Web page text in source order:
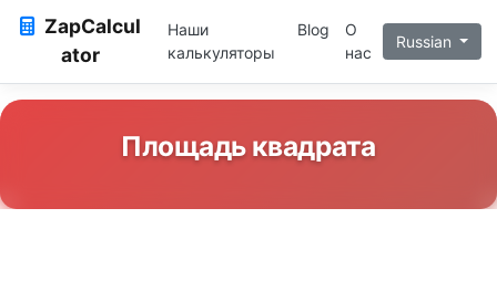
ZapCalcul
ator
Наши
калькуляторы
Blog
О
нас
Russian
Площадь квадрата